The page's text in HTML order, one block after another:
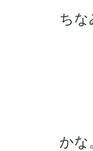
ちな
1.
2.
3.
4.
5.
かな